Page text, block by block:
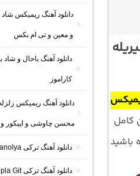
کامل
دانلود آهنگ ریمیکس شاد
و معین و تی ام بکس
دانلود آهنگ باحال و
کاراموز
محسن چاوشی و اپیکور و
دانلود آهنگ ترکی Ah Be Manolya از بوراک بولوت
دانلود آهنگ ترکی Topla Git از کورتولوش کوش